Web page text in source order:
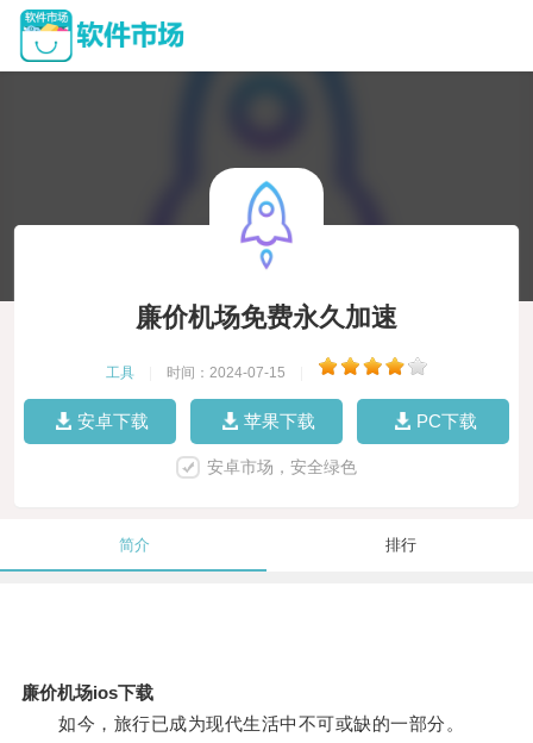
廉价机场免费永久加速
工具 时间：2024-07-15
安卓下载 苹果下载 PC下载
安卓市场，安全绿色
简介 排行
廉价机场ios下载
如今，旅行已成为现代生活中不可或缺的一部分。